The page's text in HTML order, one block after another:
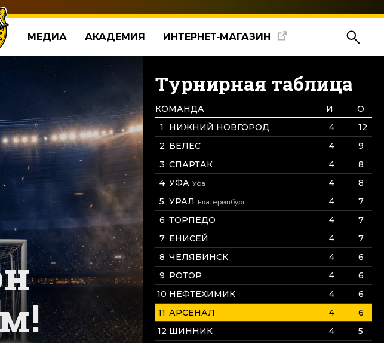
МЕДИА АКАДЕМИЯ ИНТЕРНЕТ‑МАГАЗИН
Турнирная таблица
КОМАНДА И
О
НИЖНИЙ НОВГОРОД
4
12
ВЕЛЕС
4
9
СПАРТАК
4
8
УФА Уфа 4
8
УРАЛ Екатеринбург 4
7
ТОРПЕДО
4
7
ЕНИСЕЙ
4
7
ЧЕЛЯБИНСК
4
6
РОТОР
4
6
НЕФТЕХИМИК
4
6
АРСЕНАЛ
4
6
ШИННИК
4
5